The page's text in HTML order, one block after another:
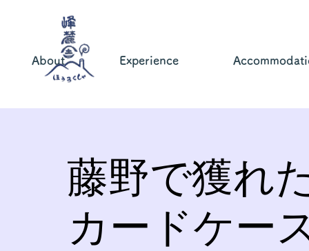
About Experience
藤野で獲れ
カードケー